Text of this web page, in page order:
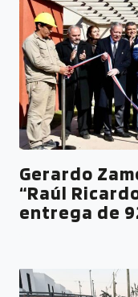
Gerardo
“Raúl
entrega de